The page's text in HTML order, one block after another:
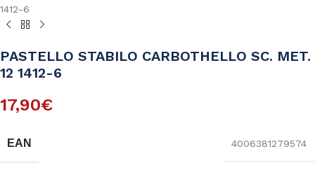
1412-6
PASTELLO STABILO CARBOTHELLO SC. MET.
12 1412-6
17,90€
EAN 4006381279574